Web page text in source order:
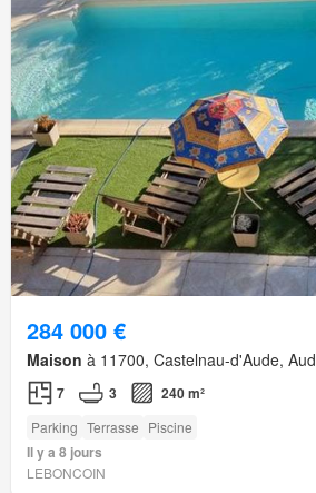
284 000 €
Maison à 11700, Castelnau-d'Aude,
7 3 240 m²
Parking Terrasse Piscine
Il y a 8 jours
LEBONCOIN